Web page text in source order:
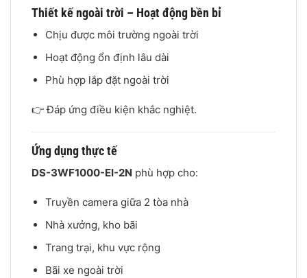
Thiết kế ngoài trời – Hoạt động bền bỉ
Chịu được môi trường ngoài trời
Hoạt động ổn định lâu dài
Phù hợp lắp đặt ngoài trời
👉 Đáp ứng điều kiện khắc nghiệt.
Ứng dụng thực tế
DS-3WF1000-EI-2N phù hợp cho:
Truyền camera giữa 2 tòa nhà
Nhà xưởng, kho bãi
Trang trại, khu vực rộng
Bãi xe ngoài trời